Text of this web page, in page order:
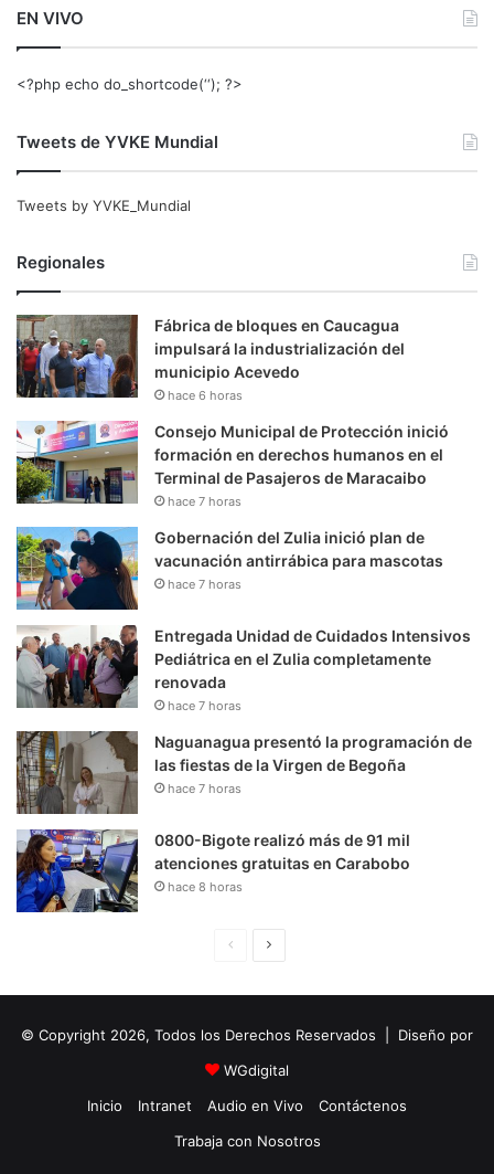
EN VIVO
<?php echo do_shortcode(‘‘); ?>
Tweets de YVKE Mundial
Tweets by YVKE_Mundial
Regionales
Fábrica de bloques en Caucagua
impulsará la industrialización del
municipio Acevedo
hace 6 horas
Consejo Municipal de Protección inició
formación en derechos humanos en el
Terminal de Pasajeros de Maracaibo
hace 7 horas
Gobernación del Zulia inició plan de
vacunación antirrábica para mascotas
hace 7 horas
Entregada Unidad de Cuidados Intensivos
Pediátrica en el Zulia completamente
renovada
hace 7 horas
Naguanagua presentó la programación de
las fiestas de la Virgen de Begoña
hace 7 horas
0800-Bigote realizó más de 91 mil
atenciones gratuitas en Carabobo
hace 8 horas
i
n
a
u
i
e
© Copyright 2026, Todos los Derechos Reservados | Diseño por
WGdigital
Inicio
Intranet Audio en Vivo
Contáctenos
Trabaja con Nosotros